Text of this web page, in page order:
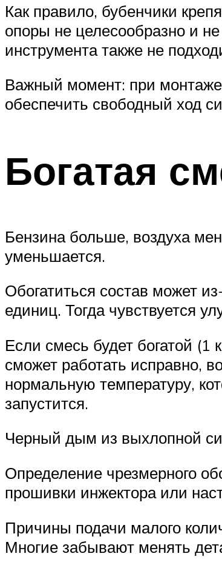
Как правило, бубенчики
опоры не целесообразно и
инструмента также не
Важный момент: при монтаже
обеспечить свободный ход
Богатая
Бензина больше, воздуха
уменьшается.
Обогатиться состав может
единиц. Тогда чувствуется
Если смесь будет богатой (1
сможет работать исправно,
нормальную температуру,
запустится.
Черный дым из выхлопной
Определение чрезмерного
прошивки инжектора или
Причины подачи малого
Многие забывают менять